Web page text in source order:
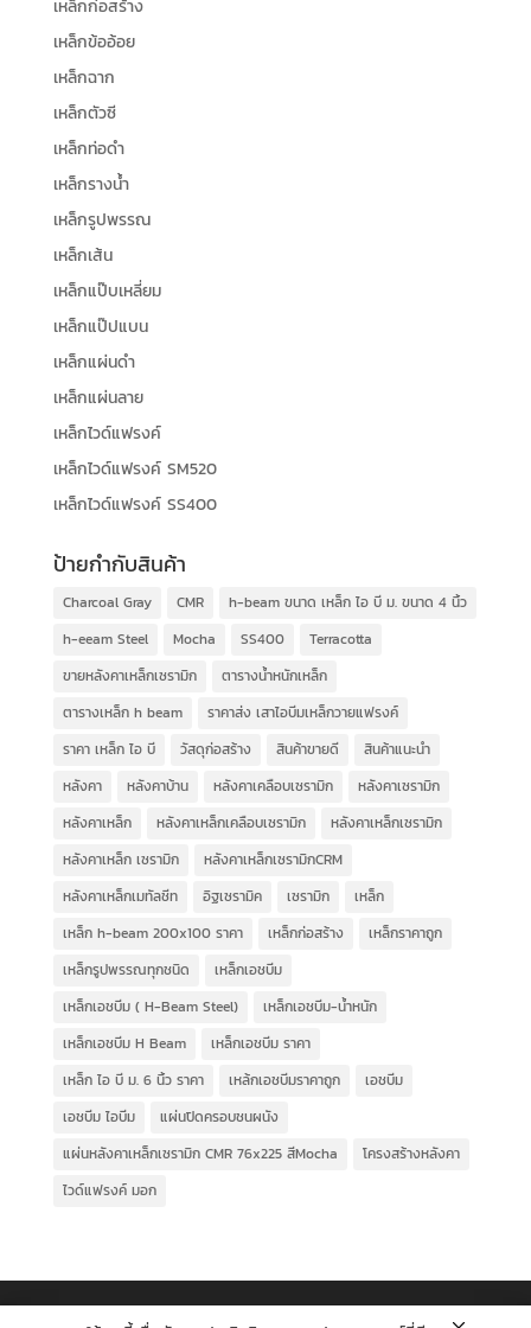
เหล็กก่อสร้าง
เหล็กข้ออ้อย
เหล็กฉาก
เหล็กตัวซี
เหล็กท่อดำ
เหล็กรางน้ำ
เหล็กรูปพรรณ
เหล็กเส้น
เหล็กแป๊บเหลี่ยม
เหล็กแป๊ปแบน
เหล็กแผ่นดำ
เหล็กแผ่นลาย
เหล็กไวด์แฟรงค์
เหล็กไวด์แฟรงค์ SM520
เหล็กไวด์แฟรงค์ SS400
ป้ายกำกับสินค้า
Charcoal Gray CMR
h-beam ขนาด เหล็ก ไอ บี ม. ขนาด 4 นิ้ว
h-eeam Steel
Mocha SS400
Terracotta
ขายหลังคาเหล็กเซรามิก
ตารางน้ำหนักเหล็ก
ตารางเหล็ก h beam
ราคาส่ง เสาไอบีมเหล็กวายแฟรงค์
ราคา เหล็ก ไอ บี
วัสดุก่อสร้าง สินค้าขายดี
สินค้าแนะนำ
หลังคา
หลังคาบ้าน หลังคาเคลือบเซรามิก
หลังคาเซรามิก
หลังคาเหล็ก
หลังคาเหล็กเคลือบเซรามิก
หลังคาเหล็กเซรามิก
หลังคาเหล็ก เซรามิก
หลังคาเหล็กเซรามิกCRM
หลังคาเหล็กเมทัลชีท
อิฐเซรามิค เซรามิก
เหล็ก
เหล็ก h-beam 200x100 ราคา
เหล็กก่อสร้าง
เหล็กราคาถูก
เหล็กรูปพรรณทุกชนิด
เหล็กเอชบีม
เหล็กเอชบีม ( H-Beam Steel)
เหล็กเอชบีม-น้ำหนัก
เหล็กเอชบีม H Beam
เหล็กเอชบีม ราคา
เหล็ก ไอ บี ม. 6 นิ้ว ราคา
เหล้กเอชบีมราคาถูก
เอชบีม
เอชบีม ไอบีม
แผ่นปิดครอบชนผนัง
แผ่นหลังคาเหล็กเซรามิก CMR 76x225 สีMocha
โครงสร้างหลังคา
ไวด์แฟรงค์ มอก